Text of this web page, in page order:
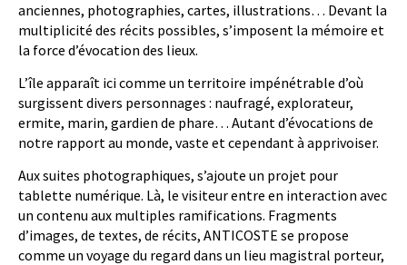
anciennes, photographies, cartes, illustrations… Devant la
multiplicité des récits possibles, s’imposent la mémoire et
la force d’évocation des lieux.
L’île apparaît ici comme un territoire impénétrable d’où
surgissent divers personnages : naufragé, explorateur,
ermite, marin, gardien de phare… Autant d’évocations de
notre rapport au monde, vaste et cependant à apprivoiser.
Aux suites photographiques, s’ajoute un projet pour
tablette numérique. Là, le visiteur entre en interaction avec
un contenu aux multiples ramifications. Fragments
d’images, de textes, de récits, ANTICOSTE se propose
comme un voyage du regard dans un lieu magistral porteur,